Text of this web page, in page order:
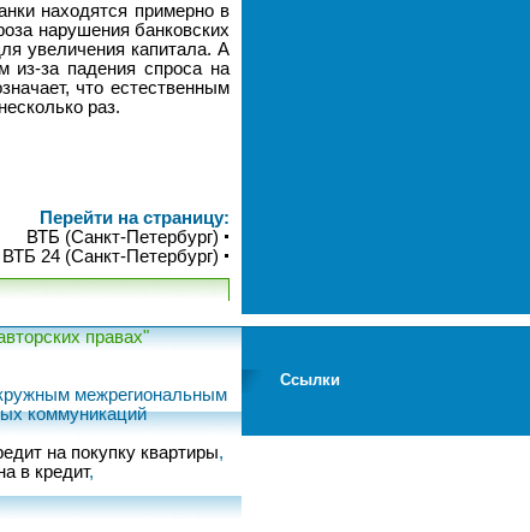
находятся примерно в
нарушения банковских
увеличения капитала. А
из-за падения спроса на
что естественным
раз.
Перейти на страницу:
ВТБ (Санкт-Петербург)
ВТБ 24 (Санкт-Петербург)
правах"
межрегиональным
коммуникаций
на покупку квартиры,
в кредит,
Ссылки